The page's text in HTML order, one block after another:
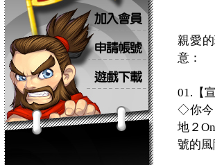
親愛
意：
01.【
◇你今
地２
號的